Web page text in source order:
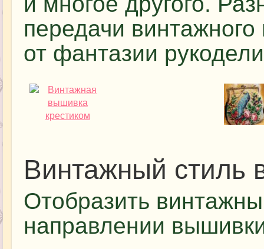
передачи
от фантазии
Винтажный стиль
Отобразить
направлении